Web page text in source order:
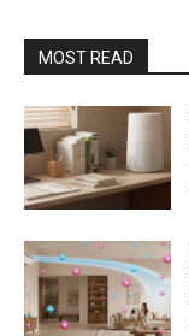
MOST READ